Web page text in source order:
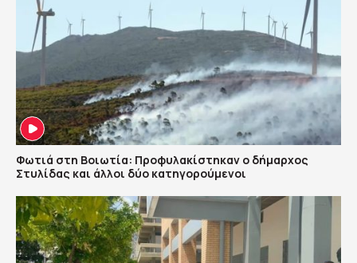
Φωτιά στη Βοιωτία: Προφυλακίστηκαν ο δήμαρχος
Στυλίδας και άλλοι δύο κατηγορούμενοι